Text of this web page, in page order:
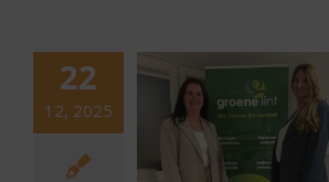
22
12, 2025